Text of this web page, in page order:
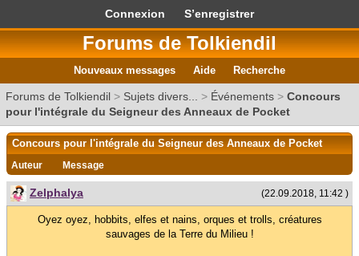
Connexion S’enregistrer
Forums de Tolkiendil
Nouveaux messages Aide Recherche
Forums de Tolkiendil > Sujets divers... > Événements > Concours
pour l'intégrale du Seigneur des Anneaux de Pocket
Concours pour l'intégrale du Seigneur des Anneaux de Pocket
Auteur Message
(22.09.2018, 11:42 )
Zelphalya
Oyez oyez, hobbits, elfes et nains, orques et trolls, créatures
sauvages de la Terre du Milieu !